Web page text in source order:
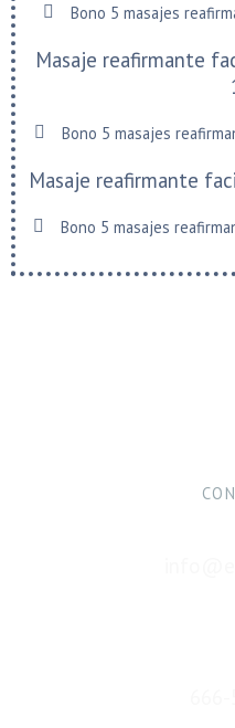
Bono 5 masajes
Masaje reafirmante
Bono 5 masajes
Masaje reafirmante
Bono 5 masajes